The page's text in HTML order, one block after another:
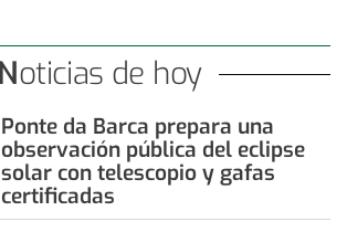
Noticias de hoy
Ponte da Barca prepara una
observación pública del eclipse
solar con telescopio y gafas
certificadas